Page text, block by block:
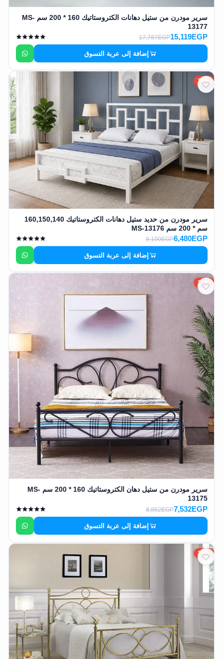
سرير مودرن من ستيل دهانات الكتروستاتيك 160 * 200 سم MS-
13177
15,119EGP
17,787EGP
إضافة إلى عربة التسوق
20%
سرير مودرن من حديد ستيل دهانات الكتروستاتيك 160,150,140
سم * 200 سم MS-13176
6,480EGP
8,100EGP
إضافة إلى عربة التسوق
15%
سرير مودرن من ستيل دهان الكتروستاتيك 160 * 200 سم MS-
13175
7,532EGP
8,862EGP
إضافة إلى عربة التسوق
15%